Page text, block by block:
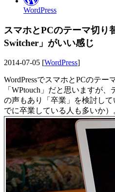
WordPress
スマホとPCのテーマ切り
Switcher」がいい感じ
2014-07-05 [WordPress]
WordPressでスマホとPCのテ
「WPtouch」だと思いますが
の声もあり「卒業」を検討し
でに卒業している人も多いか）